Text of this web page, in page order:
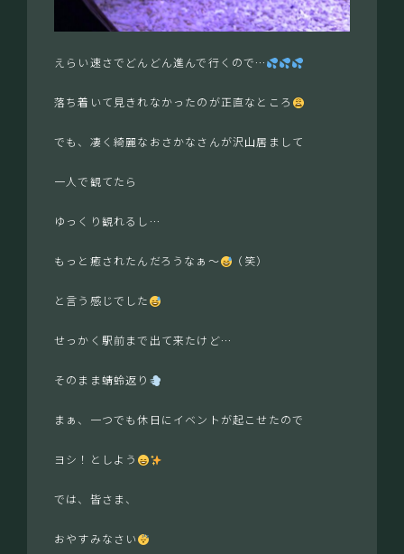
えらい速さでどんどん進んで行くので…
落ち着いて見きれなかったのが正直なところ
でも、凄く綺麗なおさかなさんが沢山居まして
一人で観てたら
ゆっくり観れるし…
もっと癒されたんだろうなぁ〜 （笑）
と言う感じでした
せっかく駅前まで出て来たけど…
そのまま蜻蛉返り
まぁ、一つでも休日にイベントが起こせたので
ヨシ！としよう
では、皆さま、
おやすみなさい